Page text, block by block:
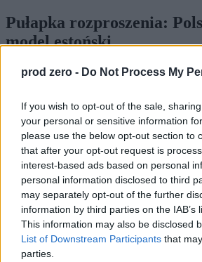
prod zero - Do Not Process My
If you wish to opt-out of the sale,
your personal or sensitive information
please use the below opt-out section to
that after your opt-out request is
interest-based ads based on personal
personal information disclosed to third
may separately opt-out of the further
information by third parties on the
This information may also be disclosed
List of Downstream Participants that
parties.
Pułapka rozproszenia:
model estoński
Mimo że polskie firmy IT udowodniły
cyfrowy archipelag.Dziś mamy
zmuszają organizacje odzysku do
dziesiątek porozumień tylko po to, by móc
tym, kto, ile i gdzie zebrał.
Reklama
Reklama